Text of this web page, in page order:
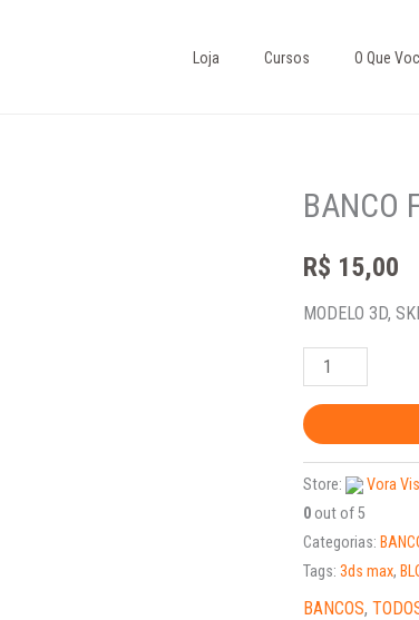
Loja Cursos O Que
BANCO
R$ 15,00
MODELO 3D,
BANCO
quantidade
Store:
Vora
0out of 5
Categorias:
Tags: 3ds max,
BANCOS,